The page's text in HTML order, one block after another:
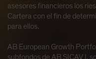
asesores financieros los
Cartera con el fin de
para ellos.
AB European Growth
subfondos de AB SICAV I,